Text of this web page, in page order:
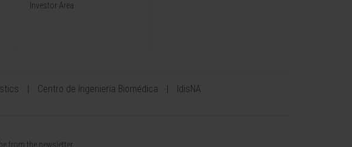
Investor Area
Centro de Ingeniería Biomédica IdisNA
from the newsletter